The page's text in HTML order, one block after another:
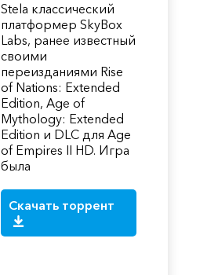
Stela классический
платформер SkyBox
Labs, ранее известный
своими
переизданиями Rise
of Nations: Extended
Edition, Age of
Mythology: Extended
Edition и DLC для Age
of Empires II HD. Игра
была
Скачать торрент